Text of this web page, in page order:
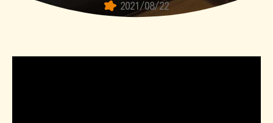
2021/08/22